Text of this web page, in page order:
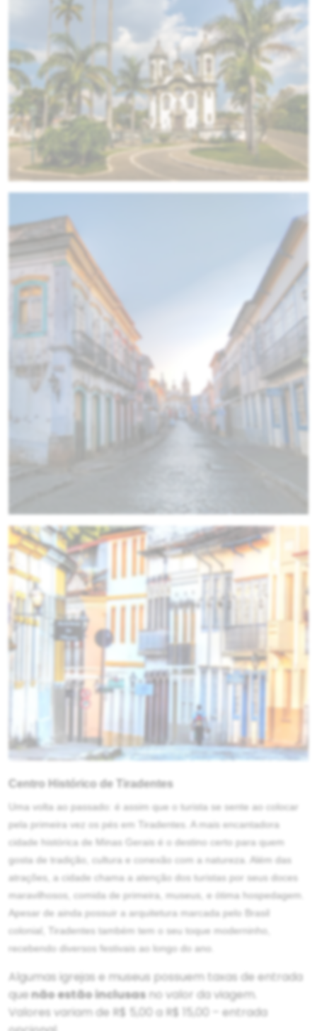
Centro Histórico de Tiradentes
Uma volta ao passado: é assim que o turista se sente ao colocar
pela primeira vez os pés em Tiradentes. A mais encantadora
cidade histórica de Minas Gerais é o destino certo para quem
gosta de tradição, cultura e conexão com a natureza. Além das
atrações, a cidade chama a atenção dos turistas por seus doces
maravilhosos, comida de primeira, museus, e ótima hospedagem.
Apesar de ainda possuir a arquitetura marcada pelo Brasil
colonial, Tiradentes também tem o seu toque moderninho,
recebendo diversos festivais ao longo do ano.
Algumas igrejas e museus possuem taxas de entrada
quenão estão inclusasno valor da viagem.
Valores variam de R$ 5,00 a R$ 15,00 – entrada